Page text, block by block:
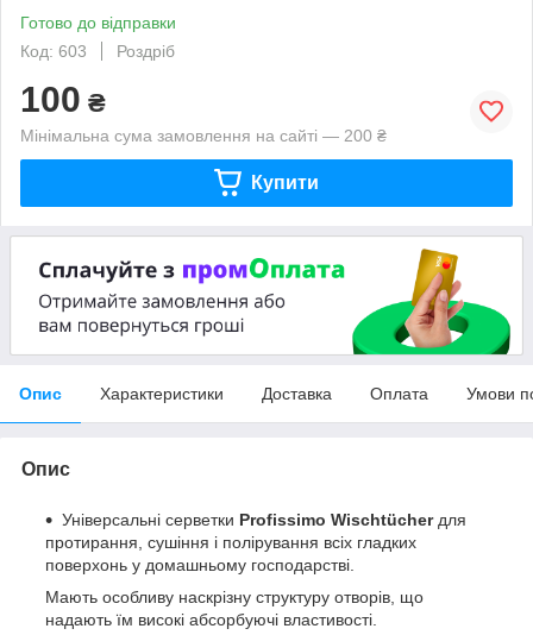
Готово до відправки
Код: 603
Роздріб
100 ₴
Мінімальна сума замовлення на сайті — 200 ₴
Купити
Опис Характеристики Доставка Оплата Умови
Опис
Універсальні серветки Profissimo Wischtücher для
протирання, сушіння і полірування всіх гладких
поверхонь у домашньому господарстві.
Мають особливу наскрізну структуру отворів, що
надають їм високі абсорбуючі властивості.